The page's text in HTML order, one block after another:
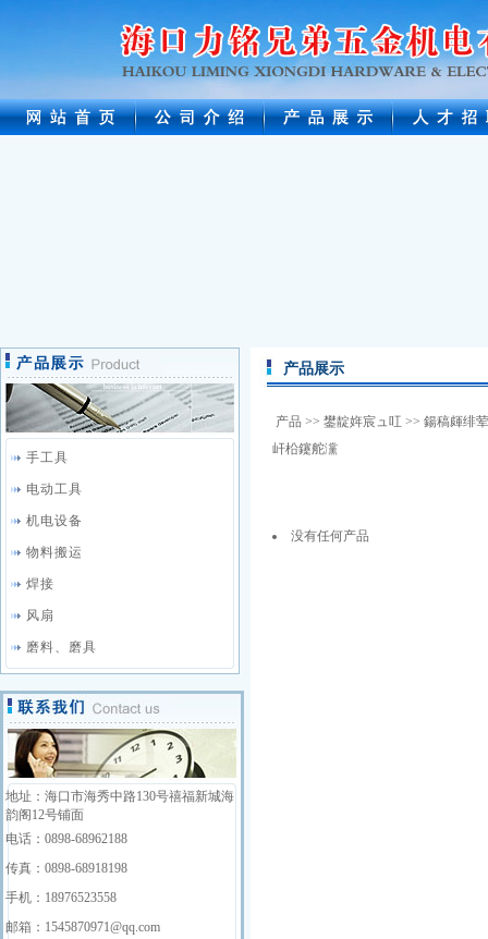
手工具
电动工具
机电设备
物料搬运
焊接
风扇
磨料、磨具
地址：海口市海秀中路130号禧福新城海
韵阁12号铺面
电话：0898-68962188
传真：0898-68918198
手机：18976523558
邮箱：1545870971@qq.com
产品展示
产品 >> 鐢靛姩宸ュ叿 >> 鍚稿皹绯
屽柗鑳舵灙
没有任何产品